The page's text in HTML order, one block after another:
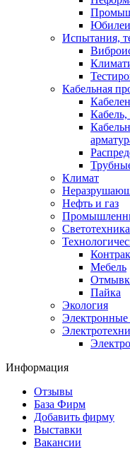
Юбилеи
Испытания,
Кабельная
Климат
Нефть и газ
Светотехника
Мебель
Пайка
Экология
Информация
Отзывы
База Фирм
Добавить фирму
Выставки
Вакансии